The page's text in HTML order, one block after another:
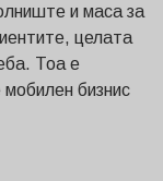
и маса за
целата
Тоа е
бизнис